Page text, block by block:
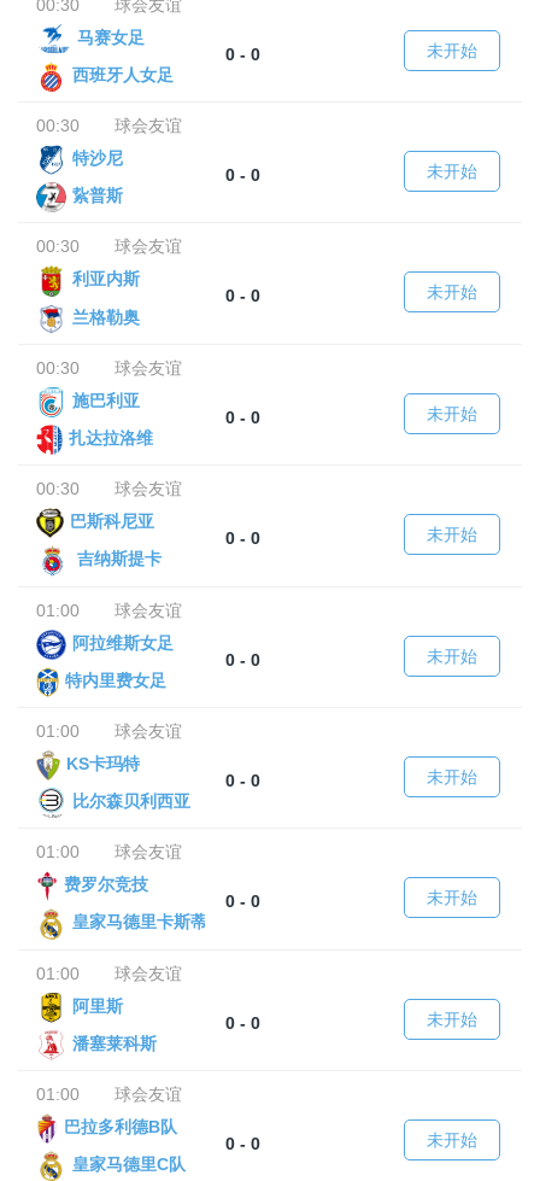
00:30
球会友谊
马赛女足
0 - 0
西班牙人女足
未开始
00:30
球会友谊
特沙尼
0 - 0
紥普斯
未开始
00:30
球会友谊
利亚内斯
0 - 0
兰格勒奥
未开始
00:30
球会友谊
施巴利亚
0 - 0
扎达拉洛维
未开始
00:30
球会友谊
巴斯科尼亚
0 - 0
吉纳斯提卡
未开始
01:00
球会友谊
阿拉维斯女足
0 - 0
特内里费女足
未开始
01:00
球会友谊
KS卡玛特
0 - 0
比尔森贝利西亚
未开始
01:00
球会友谊
费罗尔竞技
0 - 0
皇家马德里卡斯蒂亚
未开始
01:00
球会友谊
阿里斯
0 - 0
潘塞莱科斯
未开始
01:00
球会友谊
巴拉多利德B队
0 - 0
皇家马德里C队
未开始